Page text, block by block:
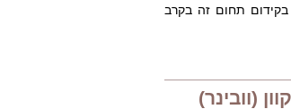
בקידום תחום זה בקרב
(וובינר)